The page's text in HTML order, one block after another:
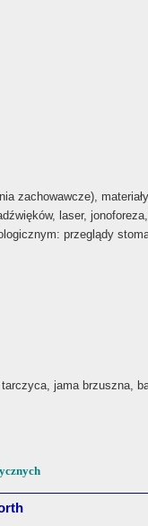
zachowawcze),
laser,
przeglądy
jama brzuszna,